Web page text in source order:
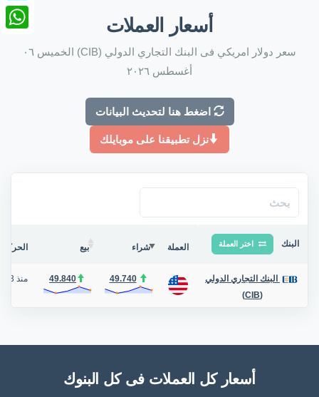
أسعار العملات
سعر دولار امريكي فى البنك التجاري الدولي (CIB) الخميس ٠٦
أغسطس ٢٠٢٦
اضغط هنا لتحديث البيانات
نزل تطبيقنا على موبايلك
البنك اختر العملة العملة شراء بيع الحركة
البنك التجاري الدولي
(CIB)
49.740
49.840 منذ 43 دقيقة
أسعار كل العملات فى كل البنوك